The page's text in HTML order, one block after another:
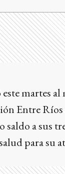
martes
Entre
saldo a sus
para su